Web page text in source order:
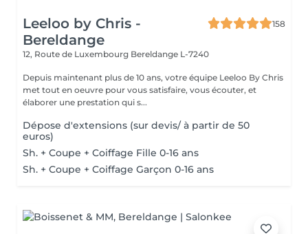
Leeloo by Chris -
Bereldange
158
12, Route de Luxembourg Bereldange L-7240
Depuis maintenant plus de 10 ans, votre équipe Leeloo By Chris
met tout en oeuvre pour vous satisfaire, vous écouter, et
élaborer une prestation qui s...
Dépose d'extensions (sur devis/ à partir de 50
euros)
Sh. + Coupe + Coiffage Fille 0-16 ans
Sh. + Coupe + Coiffage Garçon 0-16 ans